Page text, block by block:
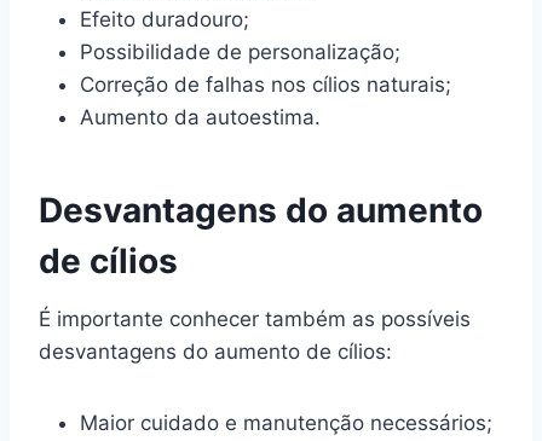
Efeito duradouro;
Possibilidade de personalização;
Correção de falhas nos cílios naturais;
Aumento da autoestima.
Desvantagens do aumento
de cílios
É importante conhecer também as possíveis
desvantagens do aumento de cílios:
Maior cuidado e manutenção necessários;